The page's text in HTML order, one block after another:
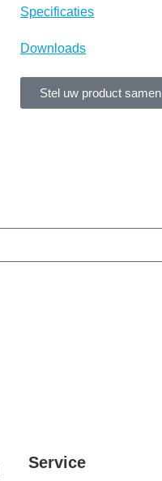
Specificaties
Downloads
Stel uw product samen
Service